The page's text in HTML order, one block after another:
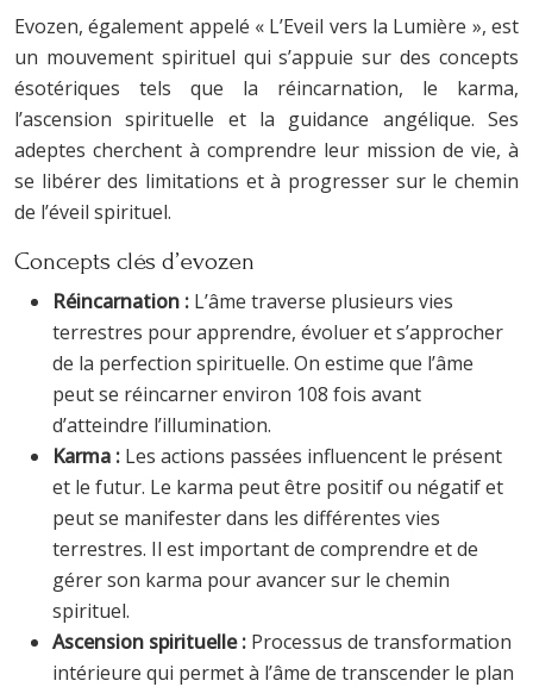
Evozen, également appelé « L’Eveil vers la Lumière », est
un mouvement spirituel qui s’appuie sur des concepts
ésotériques tels que la réincarnation, le karma,
l’ascension spirituelle et la guidance angélique. Ses
adeptes cherchent à comprendre leur mission de vie, à
se libérer des limitations et à progresser sur le chemin
de l’éveil spirituel.
Concepts clés d’evozen
Réincarnation : L’âme traverse plusieurs vies
terrestres pour apprendre, évoluer et s’approcher
de la perfection spirituelle. On estime que l’âme
peut se réincarner environ 108 fois avant
d’atteindre l’illumination.
Karma : Les actions passées influencent le présent
et le futur. Le karma peut être positif ou négatif et
peut se manifester dans les différentes vies
terrestres. Il est important de comprendre et de
gérer son karma pour avancer sur le chemin
spirituel.
Ascension spirituelle : Processus de transformation
intérieure qui permet à l’âme de transcender le plan